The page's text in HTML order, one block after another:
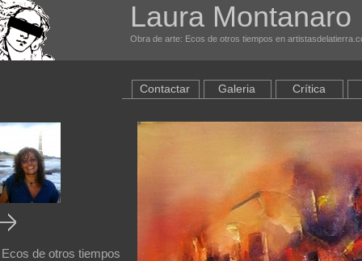
Laura Montanaro
Obra de arte: Ecos de otros tiempos en
Ecos de otros tiempos
Contactar Galeria Crítica